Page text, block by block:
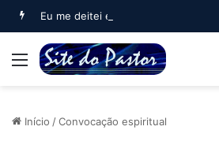
Eu me deitei e dormi (Salmo 3)
Menu
Início /Convocação espiritual